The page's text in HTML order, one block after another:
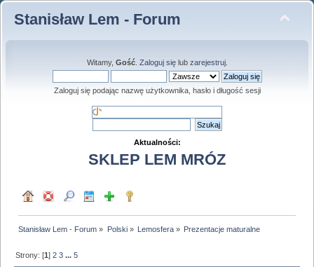
Stanisław Lem - Forum
Witamy, Gość. Zaloguj sięlub zarejestruj.
Zaloguj się podając nazwę użytkownika, hasło i długość sesji
Aktualności:
SKLEP LEM MRÓZ
Stanisław Lem - Forum » Polski» Lemosfera» Prezentacje maturalne
Strony: [1]2 3 ...5